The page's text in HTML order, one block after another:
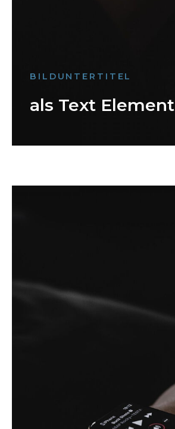
BILDUNTERTITEL
als Text Element